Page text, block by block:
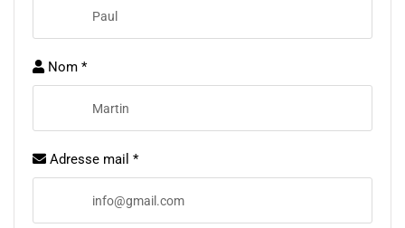
Nom *
Adresse mail *